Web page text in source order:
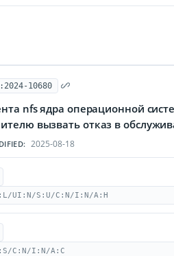
10680
nfs ядра операционной
вызвать отказ в
2025-08-18
UI:N/S:U/C:N/I:N/A:H
C:N/I:N/A:C